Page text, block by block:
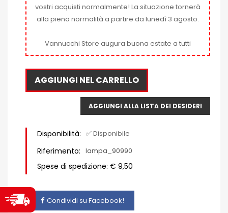
vostri acquisti normalmente! La situazione tornerà
alla piena normalità a partire da lunedì 3 agosto.
Vannucchi Store augura buona estate a tutti
AGGIUNGI NEL CARRELLO
AGGIUNGI ALLA LISTA DEI DESIDERI
Disponibilità: ✅ Disponibile
Riferimento: lampa_90990
Spese di spedizione: € 9,50
Condividi su Facebook!